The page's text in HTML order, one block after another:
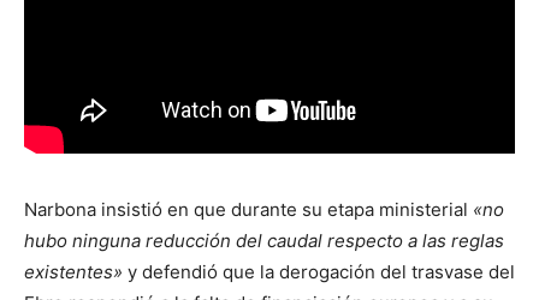
Narbona insistió en que durante su etapa ministerial «no
hubo ninguna reducción del caudal respecto a las reglas
existentes» y defendió que la derogación del trasvase del